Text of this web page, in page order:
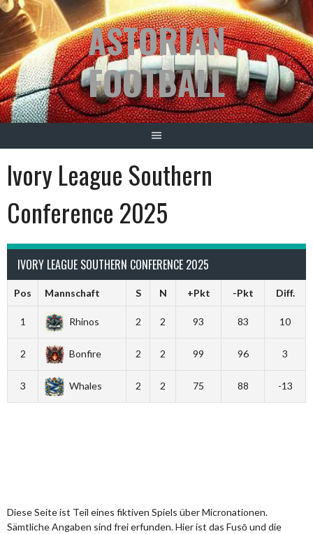
Springe
zum
Inhalt
ASTORIAN
FOOTBALL
Ivory League Southern
Conference 2025
IVORY LEAGUE SOUTHERN CONFERENCE 2025
Pos Mannschaft S N +Pkt -Pkt Diff.
1 Rhinos 2 2 93 83 10
2 Bonfire 2 2 99 96 3
3 Whales 2 2 75 88 -13
Diese Seite ist Teil eines fiktiven Spiels über Micronationen.
Sämtliche Angaben sind frei erfunden. Hier ist das Fusō und die